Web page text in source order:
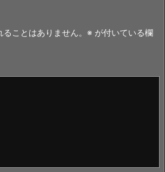
ことはありません。 ※ が付いている欄